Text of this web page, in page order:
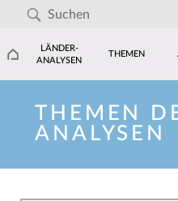
LÄNDER-
ANALYSEN
THEMEN
THEMEN
ANALYSEN